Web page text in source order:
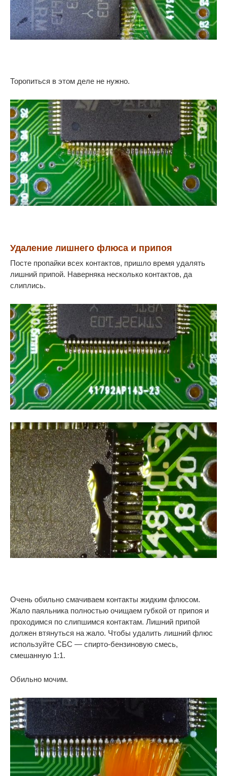
Торопиться в этом деле не нужно.
Удаление лишнего флюса и припоя
Посте пропайки всех контактов, пришло время удалять
лишний припой. Наверняка несколько контактов, да
слиплись.
Очень обильно смачиваем контакты жидким флюсом.
Жало паяльника полностью очищаем губкой от припоя и
проходимся по слипшимся контактам. Лишний припой
должен втянуться на жало. Чтобы удалить лишний флюс
используйте СБС — спирто-бензиновую смесь,
смешанную 1:1.
Обильно мочим.